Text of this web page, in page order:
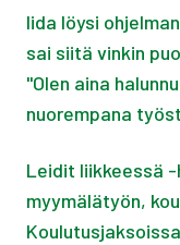
Iida löysi
sai siitä vinkin
"Olen aina
nuorempana
Leidit liikkeessä
myymälätyön,